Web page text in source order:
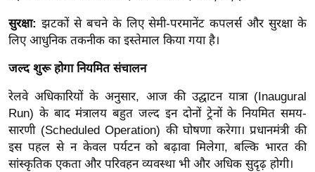
फि
ल्म
स
मी
क्षा
B
r
e
सुरक्षा: झटकों से बचने के लिए सेमी-परमानेंट कपलर्स और सुरक्षा के
लिए आधुनिक तकनीक का इस्तेमाल किया गया है।
जल्द शुरू होगा नियमित संचालन
रेलवे अधिकारियों के अनुसार, आज की उद्घाटन यात्रा (Inaugural
Run) के बाद मंत्रालय बहुत जल्द इन दोनों ट्रेनों के नियमित समय-
सारणी (Scheduled Operation) की घोषणा करेगा। प्रधानमंत्री की
इस पहल से न केवल पर्यटन को बढ़ावा मिलेगा, बल्कि भारत की
सांस्कृतिक एकता और परिवहन व्यवस्था भी और अधिक सुदृढ़ होगी।